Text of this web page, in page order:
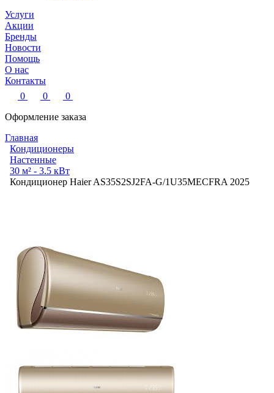
Услуги
Акции
Бренды
Новости
Помощь
О нас
Контакты
0
0
0
Оформление заказа
Главная
Кондиционеры
Настенные
30 м² - 3.5 кВт
Кондиционер Haier AS35S2SJ2FA-G/1U35MECFRA 2025